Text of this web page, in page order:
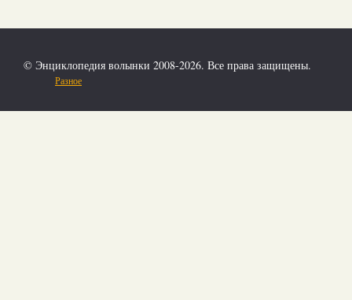
© Энциклопедия волынки 2008-2026. Все права защищены.
Разное